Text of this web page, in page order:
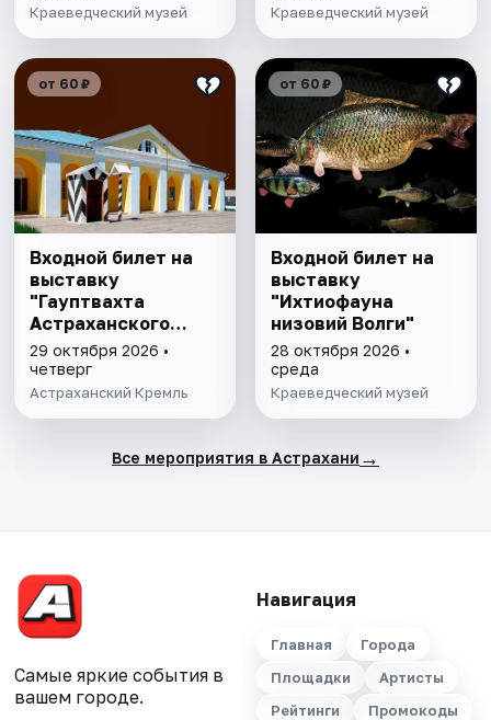
Краеведческий музей Краеведческий музей
от 60 ₽
Входной билет на
выставку
"Гауптвахта
Астраханского
гарнизона. XIX в."
29 октября 2026 •
четверг
Астраханский Кремль
от 60 ₽
Входной билет на
выставку
"Ихтиофауна
низовий Волги"
28 октября 2026 •
среда
Краеведческий музей
Все мероприятия в Астрахани →
Самые яркие события в
вашем городе.
Навигация
Главная
Города
Площадки
Артисты
Рейтинги
Промокоды